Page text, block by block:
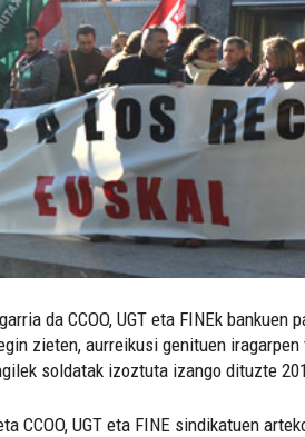
da CCOO, UGT eta FINEk
zieten, aurreikusi genituen
soldatak izoztuta izango dituzte
CCOO, UGT eta FINE sindikatuen